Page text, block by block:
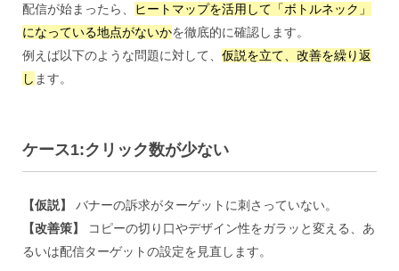
配信が始まったら、
ヒートマップを活用して「ボトルネック」
になっている地点がないかを徹底的に確認します。
例えば以下のような問題に対して、 仮説を立て、改善を繰り返
し ます。
ケース1:クリック数が少ない
【仮説】
バナーの訴求がターゲットに刺さっていない。
【改善策】
コピーの切り口やデザイン性をガラッと変える、あ
るいは配信ターゲットの設定を見直します。